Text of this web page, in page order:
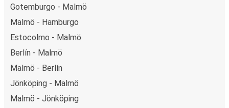
Gotemburgo - Malmö
Malmö - Hamburgo
Estocolmo - Malmö
Berlín - Malmö
Malmö - Berlín
Jönköping - Malmö
Malmö - Jönköping